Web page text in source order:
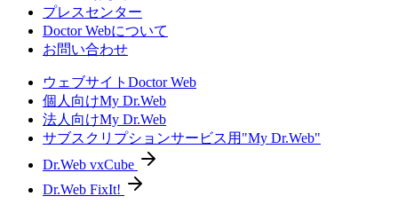
プレスセンター
Doctor Webについて
お問い合わせ
ウェブサイトDoctor Web
個人向けMy Dr.Web
法人向けMy Dr.Web
サブスクリプションサービス用"My Dr.Web"
Dr.Web vxCube
Dr.Web FixIt!